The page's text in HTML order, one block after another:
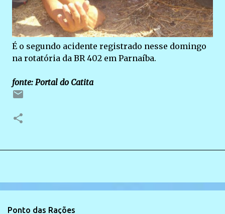
É o segundo acidente registrado nesse domingo
na rotatória da BR 402 em Parnaíba.
fonte: Portal do Catita
Ponto das Rações